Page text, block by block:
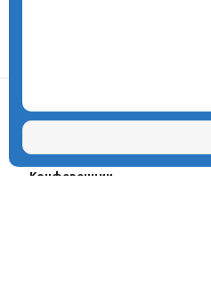
Проекты
Олимпиады
Конферeнции